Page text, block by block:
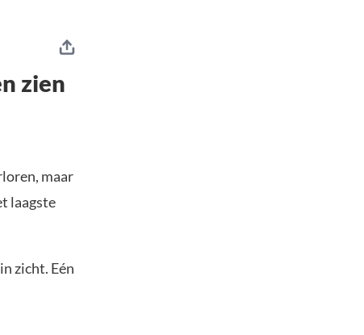
zien
maar
laagste
zicht. Eén